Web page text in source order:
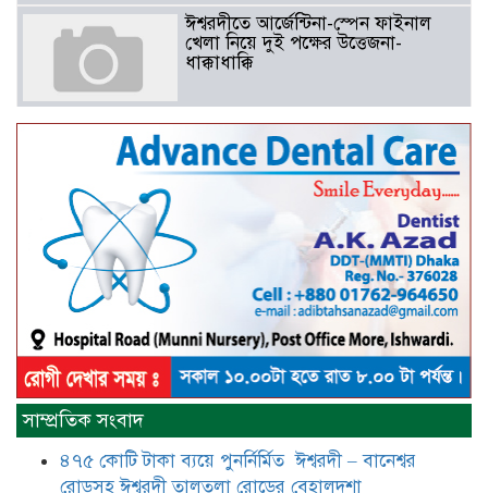
ঈশ্বরদীতে আর্জেন্টিনা-স্পেন ফাইনাল
খেলা নিয়ে দুই পক্ষের উত্তেজনা-
ধাক্কাধাক্কি
বাংলাদেশসহ বাসযোগ্য পৃথিবী গড়তে
গাছ লাগিয়ে অক্সিজেন ফ্যাক্টরী গড়ে
তোলার বিকল্প নেই——বিএনপির
কেন্দ্রিয় নেতা সাবেক এমপি বীর
মুক্তিযোদ্ধা সিরাজুল ইসলাম সরদার
আটঘরিয়ায় বিএনপি নেতার ভাতিজাকে ছাত্রলীগের সাধারণ
​​অবৈধ অর্থ বা পেশীশক্তি না থাকলে
রাজনীতিতে টিকে থাকার একমাত্র উপায়
বিএনপির কেন্দ্রিয় নেতা সিরাজুল ইসলাম
সরদার
সাম্প্রতিক সংবাদ
৪৭৫ কোটি টাকা ব্যয়ে পুনর্নির্মিত ঈশ্বরদী – বানেশ্বর
রোডসহ ঈশ্বরদী তালতলা রোডের বেহালদশা